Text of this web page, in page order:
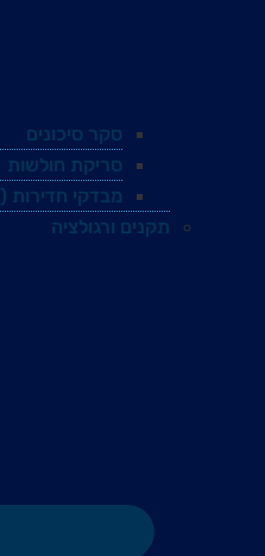
סקר סיכונים
סריקת חולשות
מבדקי חדירות (PT)
תקנים ורגולציה